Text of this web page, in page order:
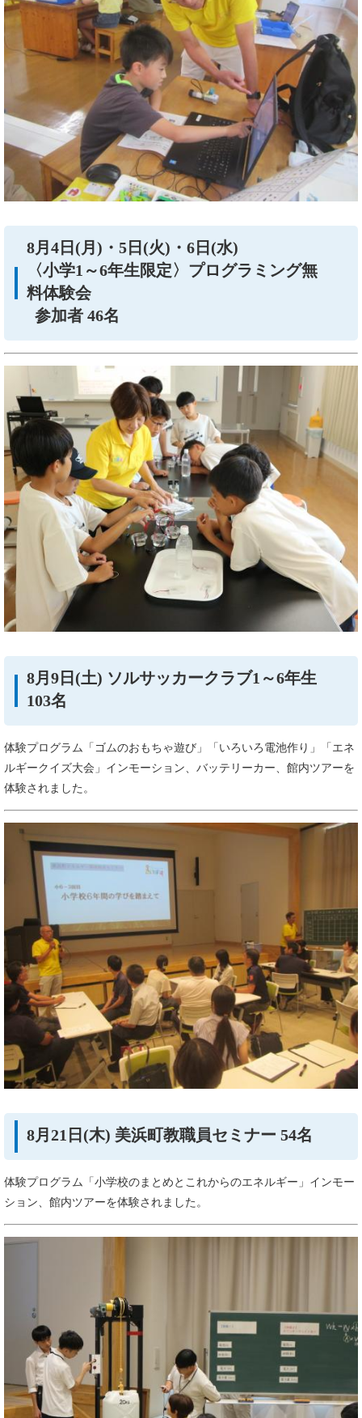
8月4日(月)・5日(火)・6日(水)
〈小学1～6年生限定〉プログラミング無
料体験会
参加者 46名
8月9日(土) ソルサッカークラブ1～6年生
103名
体験プログラム「ゴムのおもちゃ遊び」「いろいろ電池作り」「エネ
ルギークイズ大会」インモーション、バッテリーカー、館内ツアーを
体験されました。
8月21日(木) 美浜町教職員セミナー 54名
体験プログラム「小学校のまとめとこれからのエネルギー」インモー
ション、館内ツアーを体験されました。